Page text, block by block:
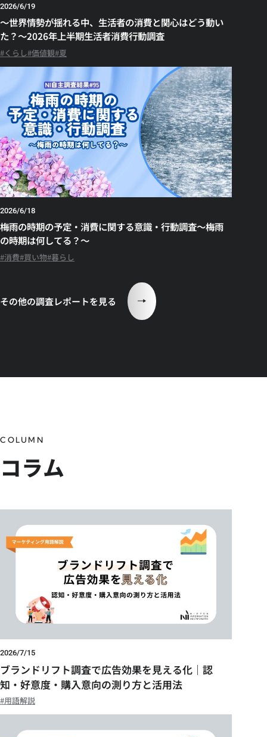
2026/6/19
～世界情勢が揺れる中、生活者の消費と関心はどう動い
た？～2026年上半期生活者消費行動調査
くらし 価値観 夏
2026/6/18
梅雨の時期の予定・消費に関する意識・行動調査～梅雨
の時期は何してる？～
消費 買い物 暮らし
その他の調査レポートを見る
COLUMN
コラム
2026/7/15
ブランドリフト調査で広告効果を見える化｜認
知・好意度・購入意向の測り方と活用法
用語解説